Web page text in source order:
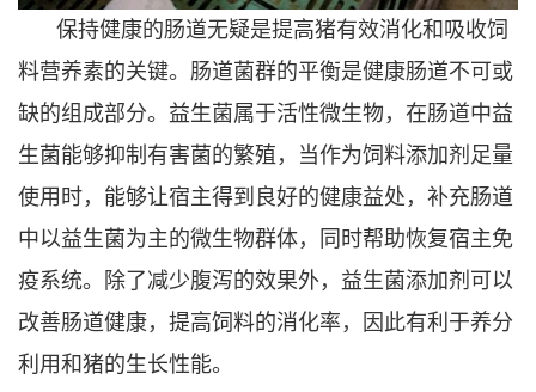
保持健康的肠道无疑是提高猪有效消化和吸收饲
料营养素的关键。肠道菌群的平衡是健康肠道不可或
缺的组成部分。益生菌属于活性微生物，在肠道中益
生菌能够抑制有害菌的繁殖，当作为饲料添加剂足量
使用时，能够让宿主得到良好的健康益处，补充肠道
中以益生菌为主的微生物群体，同时帮助恢复宿主免
疫系统。除了减少腹泻的效果外，益生菌添加剂可以
改善肠道健康，提高饲料的消化率，因此有利于养分
利用和猪的生长性能。